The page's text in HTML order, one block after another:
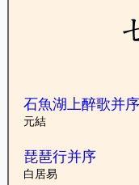
石魚湖上醉歌并序
元結
琵琶行并序
白居易